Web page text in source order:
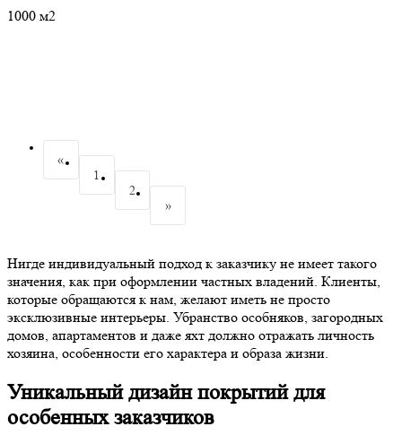
1000 м2
«
1
2
»
Нигде индивидуальный подход к заказчику не имеет такого
значения, как при оформлении частных владений. Клиенты,
которые обращаются к нам, желают иметь не просто
эксклюзивные интерьеры. Убранство особняков, загородных
домов, апартаментов и даже яхт должно отражать личность
хозяина, особенности его характера и образа жизни.
Уникальный дизайн покрытий для
особенных заказчиков